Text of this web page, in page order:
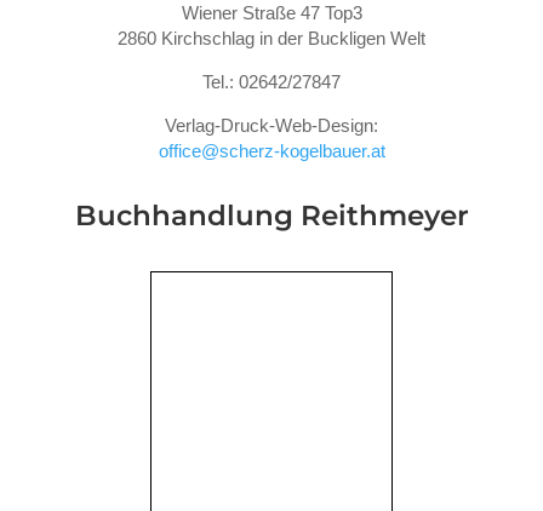
Wiener Straße 47 Top3
2860 Kirchschlag in der Buckligen Welt
Tel.: 02642/27847
Verlag-Druck-Web-Design:
office@scherz-kogelbauer.at
Buchhandlung Reithmeyer